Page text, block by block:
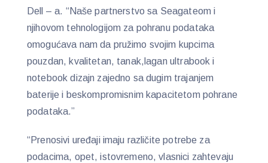
Dell – a. “Naše partnerstvo sa Seagateom i
njihovom tehnologijom za pohranu podataka
omogućava nam da pružimo svojim kupcima
pouzdan, kvalitetan, tanak,lagan ultrabook i
notebook dizajn zajedno sa dugim trajanjem
baterije i beskompromisnim kapacitetom pohrane
podataka.”
“Prenosivi uređaji imaju različite potrebe za
podacima, opet, istovremeno, vlasnici zahtevaju